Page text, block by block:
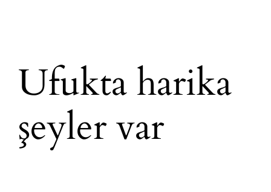
Ufukta harika
şeyler var